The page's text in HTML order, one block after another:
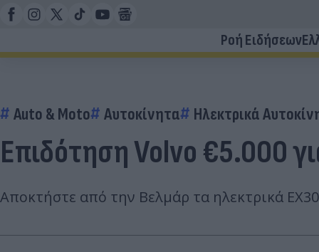
Ροή Ειδήσεων
Auto & Moto Αυτοκίνητα Ηλεκτρικά
Επιδότηση Volvo €5.000
Αποκτήστε από την Βελμάρ τα ηλεκτρικά